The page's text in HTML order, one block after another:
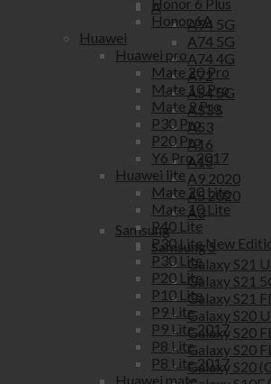
A
A94 5G
A74 5G
A74 4G
A72
A54 5G
A53 S
A53
A16
A15
A9 2020
A5 2020
A3
Samsung
Samsung S
Galaxy S21
Galaxy S21
Galaxy S21
Galaxy S20
Galaxy S20
Galaxy S20
Galaxy S20
Honor 6A
Huawei
Huawei pro
Mate 20 Pro
Mate 10 Pro
Mate 9 Pro
P30 Pro
P20 Pro
Y6 Pro 2017
Huawei lite
Mate 20 Lite
Mate 10 Lite
P40 Lite
P30 Lite New
P30 Lite
P20 Lite
P10 Lite
P9 Lite
P9 Lite 2017
P8 Lite
P8 Lite 2017
Huawei mate